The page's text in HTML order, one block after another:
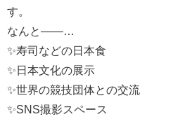
す。
なんと――…
✨寿司などの日本食
✨日本文化の展示
✨世界の競技団体との交流
✨SNS撮影スペース